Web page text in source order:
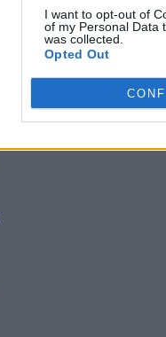
I want to opt-out of
of my Personal Data
was collected.
Opted Out